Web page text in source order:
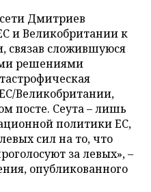
Дмитриев
и Великобритании к
связав сложившуюся
решениями
Великобритании,
посте. Сеута – лишь
политики ЕС,
сил на то, что
за левых», –
опубликованного